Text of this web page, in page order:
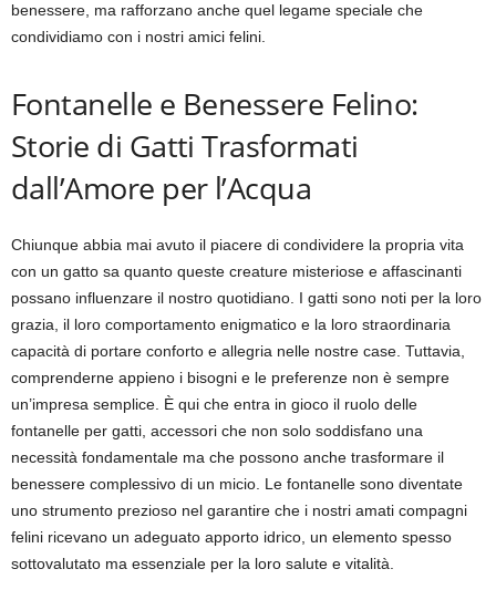
benessere, ma rafforzano anche quel legame speciale che
condividiamo con i nostri amici felini.
Fontanelle e Benessere Felino:
Storie di Gatti Trasformati
dall’Amore per l’Acqua
Chiunque abbia mai avuto il piacere di condividere la propria vita
con un gatto sa quanto queste creature misteriose e affascinanti
possano influenzare il nostro quotidiano. I gatti sono noti per la loro
grazia, il loro comportamento enigmatico e la loro straordinaria
capacità di portare conforto e allegria nelle nostre case. Tuttavia,
comprenderne appieno i bisogni e le preferenze non è sempre
un’impresa semplice. È qui che entra in gioco il ruolo delle
fontanelle per gatti, accessori che non solo soddisfano una
necessità fondamentale ma che possono anche trasformare il
benessere complessivo di un micio. Le fontanelle sono diventate
uno strumento prezioso nel garantire che i nostri amati compagni
felini ricevano un adeguato apporto idrico, un elemento spesso
sottovalutato ma essenziale per la loro salute e vitalità.